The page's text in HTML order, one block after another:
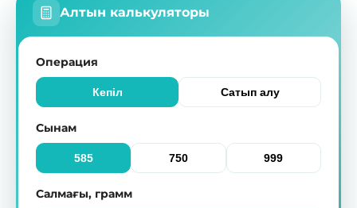
Алтын калькуляторы
Операция
Кепіл Сатып алу
Сынам
585 750 999
Салмағы, грамм